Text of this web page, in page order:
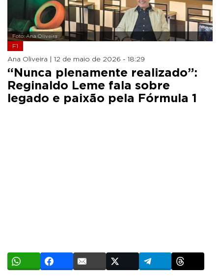
Foto: Ana Oliveira
F1
Ana Oliveira | 12 de maio de 2026 - 18:29
“Nunca plenamente realizado”:
Reginaldo Leme fala sobre
legado e paixão pela Fórmula 1